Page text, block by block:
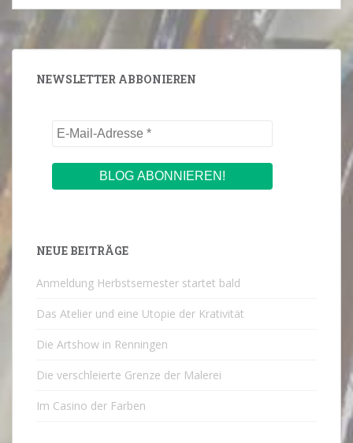
NEWSLETTER ABBONIEREN
NEUE BEITRÄGE
Anmeldung Herbstsemester startet bald
Das Atelier und eine Utopie der Krativität
Die Artshow in Renningen
Die verschleierte Grenze der Malerei
Im Casino der Farben